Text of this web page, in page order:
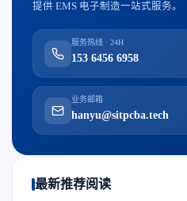
提供 EMS 电子制造一站式服务。
服务热线 · 24H
153 6456 6958
业务邮箱
hanyu@sitpcba.tech
最新推荐阅读